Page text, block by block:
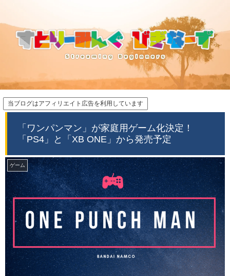
当ブログはアフィリエイト広告を利用しています
「ワンパンマン」が家庭用ゲーム化決定！
「PS4」と「XB ONE」から発売予定
ゲーム